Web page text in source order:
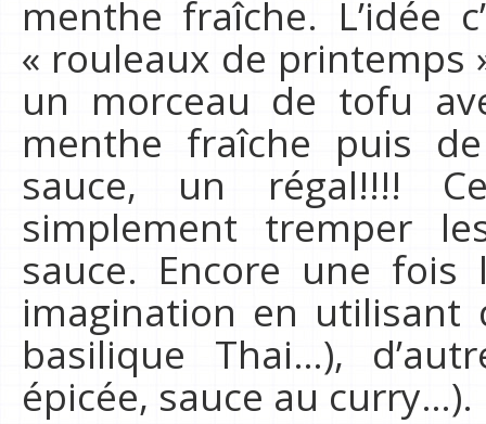
menthe fraîche. L’idée
« rouleaux de printemps
un morceau de tofu
menthe fraîche puis
sauce, un régal!!!!
simplement tremper
sauce. Encore une
imagination en utilisant
basilique Thai…),
épicée, sauce au curry…).